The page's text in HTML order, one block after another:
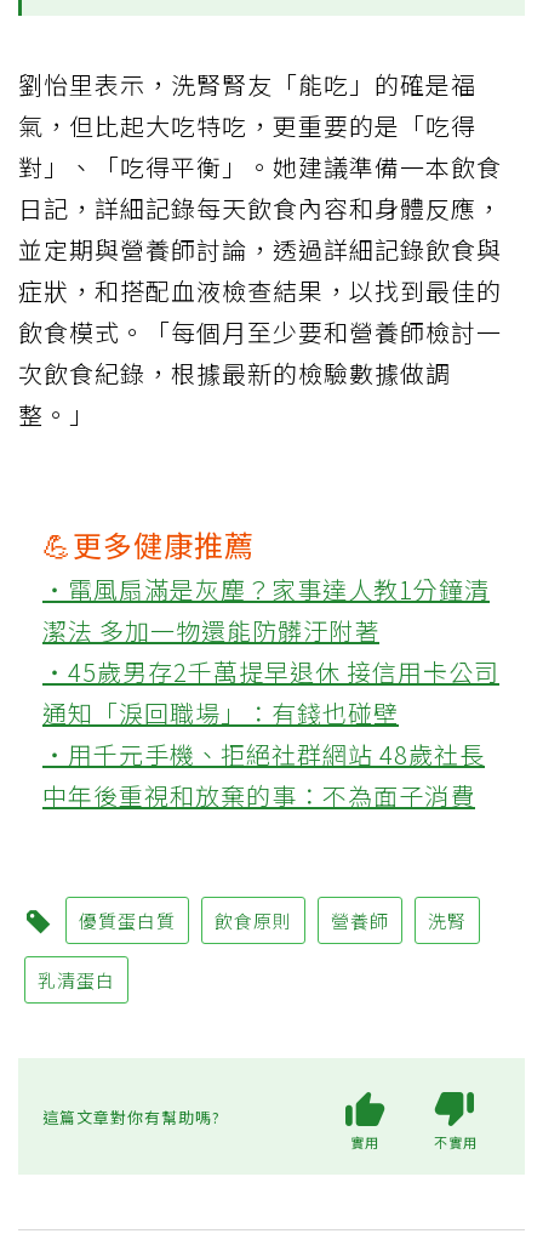
劉怡里表示，洗腎腎友「能吃」的確是福
氣，但比起大吃特吃，更重要的是「吃得
對」、「吃得平衡」。她建議準備一本飲食
日記，詳細記錄每天飲食內容和身體反應，
並定期與營養師討論，透過詳細記錄飲食與
症狀，和搭配血液檢查結果，以找到最佳的
飲食模式。「每個月至少要和營養師檢討一
次飲食紀錄，根據最新的檢驗數據做調
整。」
💪更多健康推薦
‧電風扇滿是灰塵？家事達人教1分鐘清
潔法 多加一物還能防髒汙附著
‧45歲男存2千萬提早退休 接信用卡公司
通知「淚回職場」：有錢也碰壁
‧用千元手機、拒絕社群網站 48歲社長
中年後重視和放棄的事：不為面子消費
優質蛋白質 飲食原則 營養師 洗腎
乳清蛋白
這篇文章對你有幫助嗎?
實用 不實用